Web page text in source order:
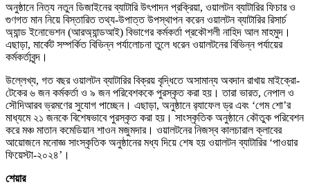
অনুষ্ঠানে নিত্য নতুন ডিজাইনের ব্যাটারি উৎপাদন প্রক্রিয়া, ওয়ালটন ব্যাটারির ফিচার ও
গুণগত মান নিয়ে বিস্তারিত তথ্য-উপাত্ত উপস্থাপন করেন ওয়ালটন ব্যাটারির রিসার্চ
অ্যান্ড ইনোভেশন (আরঅ্যান্ডআই) বিভাগের কর্মকর্তা প্রকৌশলী নাহিদ আল মাহমুদ।
এছাড়া, মার্কেট সম্পর্কিত বিভিন্ন পর্যালোচনা তুলে ধরেন ওয়ালটনের বিভিন্ন পর্যায়ের
কর্মকর্তাবৃন্দ।
উল্লেখ্য, গত বছর ওয়ালটন ব্যাটারির বিক্রয় বৃদ্ধিতে অসামান্য অবদান রাখায় মাইক্রো-
টেকের ৬ জন কর্মকর্তা ও ৯ জন পরিবেশককে পুরস্কৃত করা হয়। তারা ভারত, নেপাল ও
সৌদিআরব ভ্রমণের সুযোগ পাচ্ছেন। এছাড়া, অনুষ্ঠানে র‌্যাফেল ড্র এবং ‘গেম শো’র
মাধ্যমে ২১ জনকে বিশেষভাবে পুরস্কৃত করা হয়। সাংস্কৃতিক অনুষ্ঠানে কৌতুক পরিবেশন
করে মঞ্চ মাতান কমেডিয়ান শাওন মজুমদার। ওয়ালটনের নিজস্ব কালচারাল ক্লাবের
আয়োজনে মনোজ্ঞ সাংস্কৃতিক অনুষ্ঠানের মধ্য দিয়ে শেষ হয় ওয়ালটন ব্যাটারির ‘পাওয়ার
ফিয়েস্টা-২০২৪’।
শেয়ার